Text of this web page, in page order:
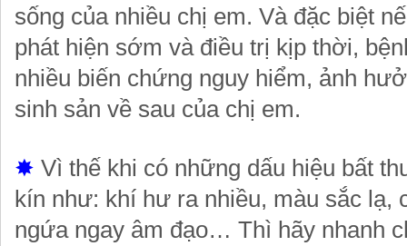
sống của nhiều chị em. Và đặc biệt
phát hiện sớm và điều trị kịp thời,
nhiều biến chứng nguy hiểm, ảnh
sinh sản về sau của chị em.
✸ Vì thế khi có những dấu hiệu bất
kín như: khí hư ra nhiều, màu sắc lạ,
ngứa ngay âm đạo… Thì hãy nhanh